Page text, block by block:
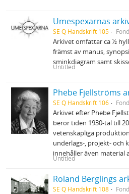
Umespexarnas
SE Q Handskrift 105
Arkivet omfattar ca ½
främst av manus,
sminkdiagram samt
Untitled
Phebe Fjellströms
SE Q Handskrift 106
Arkivet efter Phebe
berör tiden 1930‐tal till
vetenskapliga
underlags‐, projekt‐
innehåller även material
Untitled
Roland Berglings
SE Q Handskrift 108